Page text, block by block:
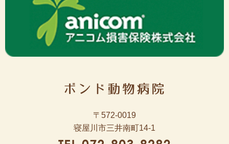
〒572-0019
寝屋川市三井南町14-1